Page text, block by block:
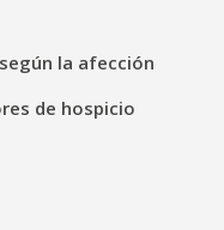
la afección
de hospicio